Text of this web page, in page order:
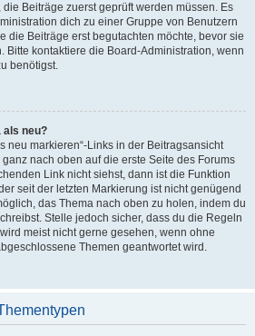
Beiträge zuerst geprüft werden müssen. Es
dich zu einer Gruppe von Benutzern
die Beiträge erst begutachten möchte, bevor sie
Bitte kontaktiere die Board-Administration, wenn
benötigst.
als neu?
neu markieren“-Links in der Beitragsansicht
nach oben auf die erste Seite des Forums
Link nicht siehst, dann ist die Funktion
seit der letzten Markierung ist nicht genügend
das Thema nach oben zu holen, indem du
Stelle jedoch sicher, dass du die Regeln
meist nicht gerne gesehen, wenn ohne
Themen geantwortet wird.